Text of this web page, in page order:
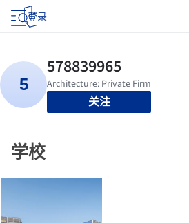
登录
关注
学校